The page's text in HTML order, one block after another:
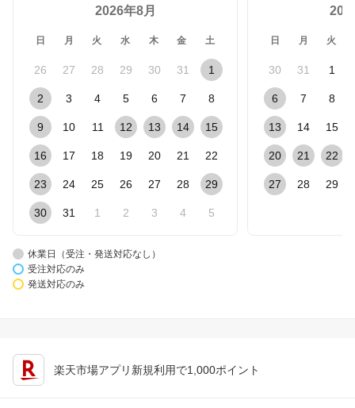
2026年8月
日 月 火 水 木 金 土
26 27 28 29 30 31 1
2 3 4 5 6 7 8
9 10 11 12 13 14 15
16 17 18 19 20 21 22
23 24 25 26 27 28 29
30 31 1 2 3 4 5
日 月 火
30 31 1
6 7 8
13 14 15
20 21 22
27 28 29
休業日（受注・発送対応なし）
受注対応のみ
発送対応のみ
楽天市場アプリ新規利用で1,000ポイント